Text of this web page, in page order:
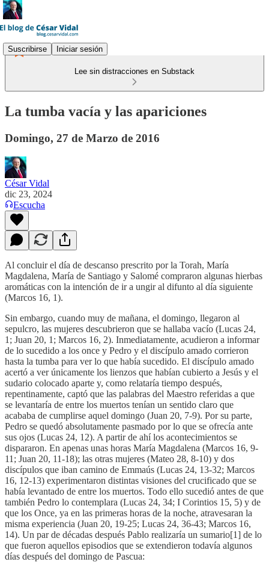
Suscribirse Iniciar sesión
Lee sin distracciones en Substack
La tumba vacía y las apariciones
Domingo, 27 de Marzo de 2016
César Vidal
dic 23, 2024
Escucha
Al concluir el día de descanso prescrito por la Torah, María
Magdalena, María de Santiago y Salomé compraron algunas hierbas
aromáticas con la intención de ir a ungir al difunto al día siguiente
(Marcos 16, 1).
Sin embargo, cuando muy de mañana, el domingo, llegaron al
sepulcro, las mujeres descubrieron que se hallaba vacío (Lucas 24,
1; Juan 20, 1; Marcos 16, 2). Inmediatamente, acudieron a informar
de lo sucedido a los once y Pedro y el discípulo amado corrieron
hasta la tumba para ver lo que había sucedido. El discípulo amado
acertó a ver únicamente los lienzos que habían cubierto a Jesús y el
sudario colocado aparte y, como relataría tiempo después,
repentinamente, captó que las palabras del Maestro referidas a que
se levantaría de entre los muertos tenían un sentido claro que
acababa de cumplirse aquel domingo (Juan 20, 7-9). Por su parte,
Pedro se quedó absolutamente pasmado por lo que se ofrecía ante
sus ojos (Lucas 24, 12). A partir de ahí los acontecimientos se
dispararon. En apenas unas horas María Magdalena (Marcos 16, 9-
11; Juan 20, 11-18); las otras mujeres (Mateo 28, 8-10) y dos
discípulos que iban camino de Emmaús (Lucas 24, 13-32; Marcos
16, 12-13) experimentaron distintas visiones del crucificado que se
había levantado de entre los muertos. Todo ello sucedió antes de que
también Pedro lo contemplara (Lucas 24, 34; I Corintios 15, 5) y de
que los Once, ya en las primeras horas de la noche, atravesaran la
misma experiencia (Juan 20, 19-25; Lucas 24, 36-43; Marcos 16,
14). Un par de décadas después Pablo realizaría un sumario[1] de lo
que fueron aquellos episodios que se extendieron todavía algunos
días después del domingo de Pascua: